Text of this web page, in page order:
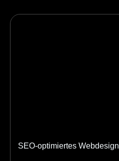
SEO-optimiertes Webdesign